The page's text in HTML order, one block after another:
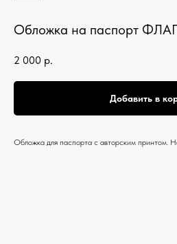
Обложка на паспорт ФЛАГ
2 000 р.
Добавить в
Обложка для паспорта с авторским принтом.